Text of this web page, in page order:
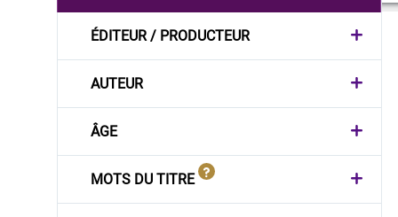
ÉDITEUR / PRODUCTEUR
AUTEUR
ÂGE
MOTS DU TITRE